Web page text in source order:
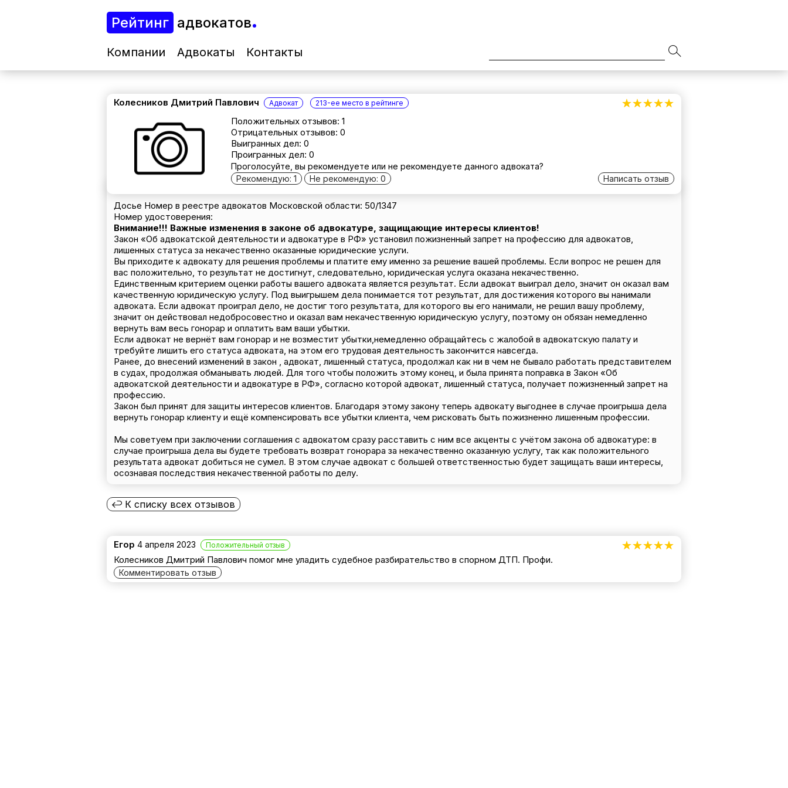
Рейтинг адвокатов
Компании Адвокаты Контакты
Колесников Дмитрий Павлович Адвокат 213-ее место в рейтинге ☆☆☆☆☆
★★★★★
Положительных отзывов: 1
Отрицательных отзывов: 0
Выигранных дел: 0
Проигранных дел: 0
Проголосуйте, вы рекомендуете или не рекомендуете данного адвоката?
Рекомендую: 1
Не рекомендую: 0 Написать отзыв
Досье Номер в реестре адвокатов Московской области: 50/1347
Номер удостоверения:
Внимание!!! Важные изменения в законе об адвокатуре, защищающие интересы клиентов!
Закон «Об адвокатской деятельности и адвокатуре в РФ» установил пожизненный запрет на профессию для адвокатов,
лишенных статуса за некачественно оказанные юридические услуги.
Вы приходите к адвокату для решения проблемы и платите ему именно за решение вашей проблемы. Если вопрос не решен для
вас положительно, то результат не достигнут, следовательно, юридическая услуга оказана некачественно.
Единственным критерием оценки работы вашего адвоката является результат. Если адвокат выиграл дело, значит он оказал вам
качественную юридическую услугу. Под выигрышем дела понимается тот результат, для достижения которого вы нанимали
адвоката. Если адвокат проиграл дело, не достиг того результата, для которого вы его нанимали, не решил вашу проблему,
значит он действовал недобросовестно и оказал вам некачественную юридическую услугу, поэтому он обязан немедленно
вернуть вам весь гонорар и оплатить вам ваши убытки.
Если адвокат не вернёт вам гонорар и не возместит убытки,немедленно обращайтесь с жалобой в адвокатскую палату и
требуйте лишить его статуса адвоката, на этом его трудовая деятельность закончится навсегда.
Ранее, до внесений изменений в закон , адвокат, лишенный статуса, продолжал как ни в чем не бывало работать представителем
в судах, продолжая обманывать людей. Для того чтобы положить этому конец, и была принята поправка в Закон «Об
адвокатской деятельности и адвокатуре в РФ», согласно которой адвокат, лишенный статуса, получает пожизненный запрет на
профессию.
Закон был принят для защиты интересов клиентов. Благодаря этому закону теперь адвокату выгоднее в случае проигрыша дела
вернуть гонорар клиенту и ещё компенсировать все убытки клиента, чем рисковать быть пожизненно лишенным профессии.
Мы советуем при заключении соглашения с адвокатом сразу расставить с ним все акценты с учётом закона об адвокатуре: в
случае проигрыша дела вы будете требовать возврат гонорара за некачественно оказанную услугу, так как положительного
результата адвокат добиться не сумел. В этом случае адвокат с большей ответственностью будет защищать ваши интересы,
осознавая последствия некачественной работы по делу.
К списку всех отзывов
Егор 4 апреля 2023 Положительный отзыв ☆☆☆☆☆
★★★★★
Колесников Дмитрий Павлович помог мне уладить судебное разбирательство в спорном ДТП. Профи.
Комментировать отзыв